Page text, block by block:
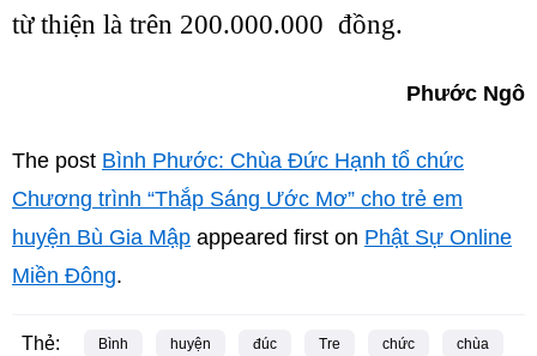
từ thiện là trên 200.000.000 đồng.
Phước Ngô
The post Bình Phước: Chùa Đức Hạnh tổ chức
Chương trình “Thắp Sáng Ước Mơ” cho trẻ em
huyện Bù Gia Mập appeared first on Phật Sự Online
Miền Đông.
Thẻ: Bình huyện đúc Tre chức chùa